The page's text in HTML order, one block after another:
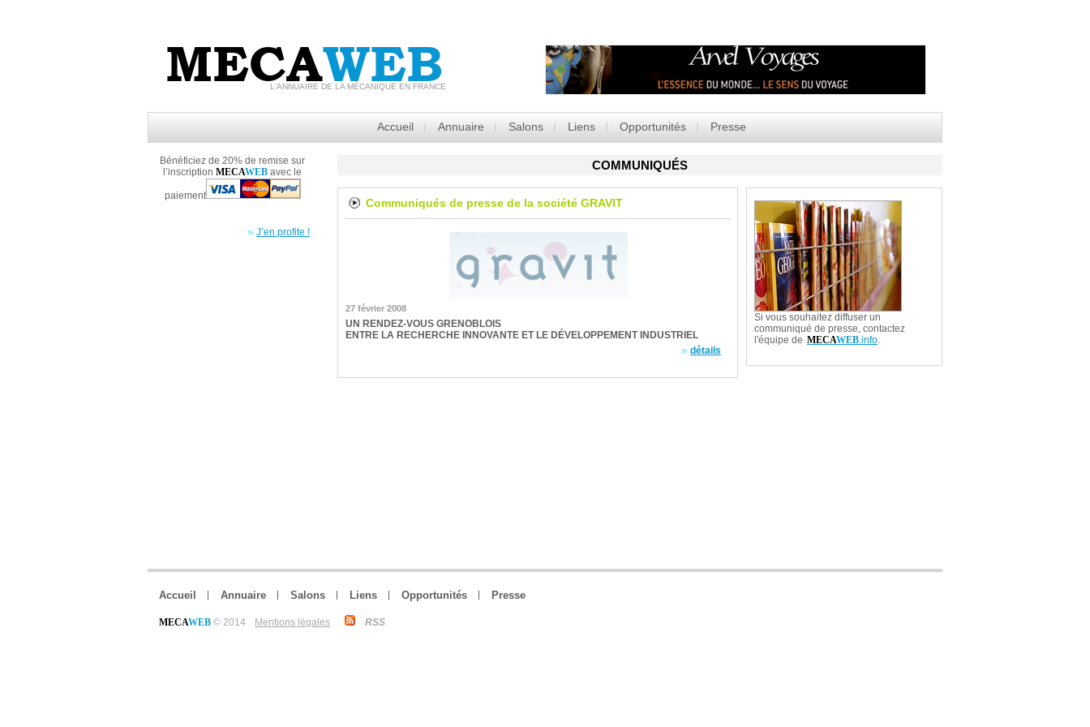
MECAWEB
L'ANNUAIRE DE LA MÉCANIQUE EN FRANCE
Accueil Annuaire Salons Liens Opportunités Presse
Bénéficiez de 20% de remise sur
l’inscription MECAWEB avec le
paiement
J’en profite !
COMMUNIQUÉS
Communiqués de presse de la société GRAVIT
27 février 2008
UN RENDEZ-VOUS GRENOBLOIS
ENTRE LA RECHERCHE INNOVANTE ET LE DÉVELOPPEMENT INDUSTRIEL
détails
Si vous souhaitez diffuser un
communiqué de presse, contactez
l'équipe de MECAWEB.info.
Accueil Annuaire Salons Liens Opportunités Presse
MECAWEB © 2014 Mentions légales RSS